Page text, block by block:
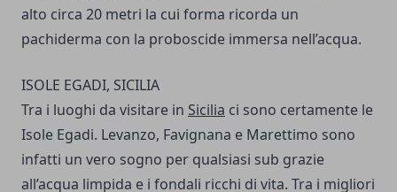
alto circa 20 metri la cui forma ricorda un
pachiderma con la proboscide immersa nell’acqua.
ISOLE EGADI, SICILIA
Tra i luoghi da visitare in Sicilia ci sono certamente le
Isole Egadi. Levanzo, Favignana e Marettimo sono
infatti un vero sogno per qualsiasi sub grazie
all’acqua limpida e i fondali ricchi di vita. Tra i migliori